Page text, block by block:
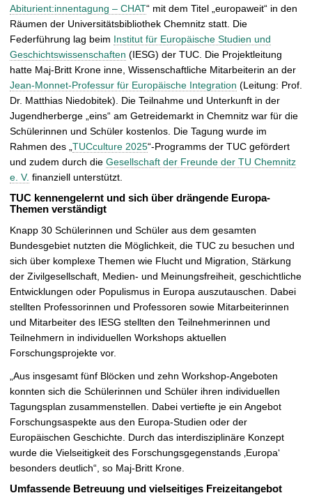
f
n
n
Abiturient:innentagung – CHAT“ mit dem Titel „europaweit“ in den
Räumen der Universitätsbibliothek Chemnitz statt. Die
Federführung lag beim Institut für Europäische Studien und
Geschichtswissenschaften (IESG) der TUC. Die Projektleitung
hatte Maj-Britt Krone inne, Wissenschaftliche Mitarbeiterin an der
Jean-Monnet-Professur für Europäische Integration (Leitung: Prof.
Dr. Matthias Niedobitek). Die Teilnahme und Unterkunft in der
Jugendherberge „eins“ am Getreidemarkt in Chemnitz war für die
Schülerinnen und Schüler kostenlos. Die Tagung wurde im
Rahmen des „TUCculture 2025“-Programms der TUC gefördert
und zudem durch die Gesellschaft der Freunde der TU Chemnitz
e. V. finanziell unterstützt.
TUC kennengelernt und sich über drängende Europa-
Themen verständigt
Knapp 30 Schülerinnen und Schüler aus dem gesamten
Bundesgebiet nutzten die Möglichkeit, die TUC zu besuchen und
sich über komplexe Themen wie Flucht und Migration, Stärkung
der Zivilgesellschaft, Medien- und Meinungsfreiheit, geschichtliche
Entwicklungen oder Populismus in Europa auszutauschen. Dabei
stellten Professorinnen und Professoren sowie Mitarbeiterinnen
und Mitarbeiter des IESG stellten den Teilnehmerinnen und
Teilnehmern in individuellen Workshops aktuellen
Forschungsprojekte vor.
„Aus insgesamt fünf Blöcken und zehn Workshop-Angeboten
konnten sich die Schülerinnen und Schüler ihren individuellen
Tagungsplan zusammenstellen. Dabei vertiefte je ein Angebot
Forschungsaspekte aus den Europa-Studien oder der
Europäischen Geschichte. Durch das interdisziplinäre Konzept
wurde die Vielseitigkeit des Forschungsgegenstands ‚Europa‘
besonders deutlich“, so Maj-Britt Krone.
Umfassende Betreuung und vielseitiges Freizeitangebot